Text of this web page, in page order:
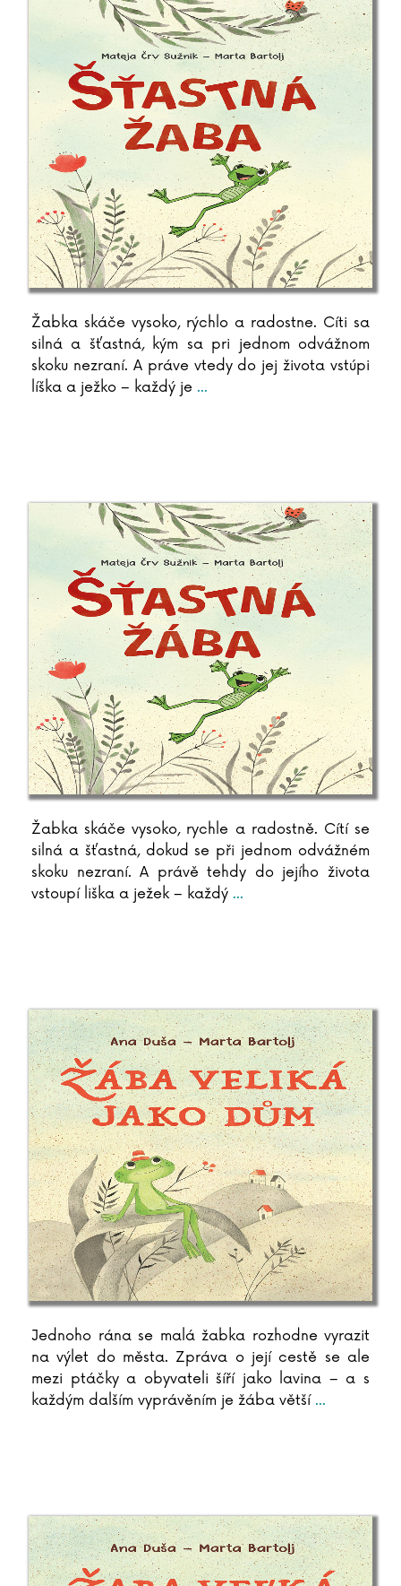
Catherine Bruzzone
Konrad Budzyk
Igor Bukovský
Žabka skáče vysoko, rýchlo a radostne. Cíti sa
silná a šťastná, kým sa pri jednom odvážnom
skoku nezraní. A práve vtedy do jej života vstúpi
líška a ježko – každý je ...
Žabka skáče vysoko, rychle a radostně. Cítí se
silná a šťastná, dokud se při jednom odvážném
skoku nezraní. A právě tehdy do jejího života
vstoupí liška a ježek – každý ...
Jednoho rána se malá žabka rozhodne vyrazit
na výlet do města. Zpráva o její cestě se ale
mezi ptáčky a obyvateli šíří jako lavina – a s
každým dalším vyprávěním je žába větší...